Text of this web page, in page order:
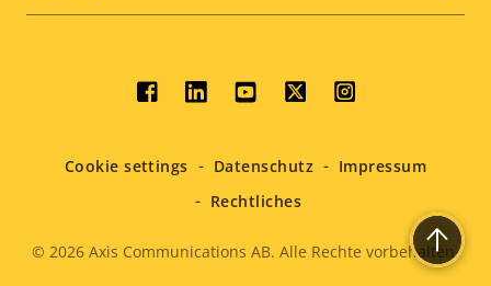
Social
menu
Legal
© 2026 Axis Communications AB. Alle Rechte vorbehalten.
Cookie settings Datenschutz
Impressum
Rechtliches